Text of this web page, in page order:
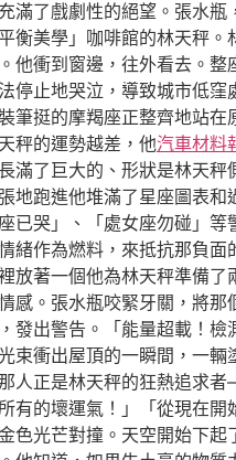
滿了戲劇性的絕望。張水
衡美學」咖啡館的林天秤
他衝到窗邊，往外看去。
停止地哭泣，導致城市低
筆挺的摩羯座正整齊地站
秤的運勢越差，他汽車材料
滿了巨大的、形狀是林天
地跑進他堆滿了星座圖表
已哭」、「處女座勿碰」
緒作為燃料，來抵抗那負
放著一個他為林天秤準備
感。張水瓶咬緊牙關，將
發出警告。「能量超載！
束衝出屋頂的一瞬間，一
人正是林天秤的狂熱追求
有的壞運氣！」「從現在
色光芒對撞。天空開始下